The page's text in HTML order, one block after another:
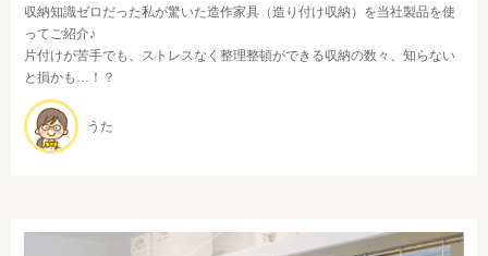
収納知識ゼロだった私が驚いた造作家具（造り付け収納）を当社製品を使
ってご紹介♪
片付けが苦手でも、ストレスなく整理整頓ができる収納の数々、知らない
と損かも…！？
うた